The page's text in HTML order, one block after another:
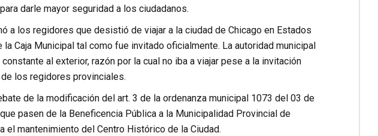
darle mayor seguridad a los ciudadanos.
a los regidores que desistió de viajar a la ciudad de Chicago en Estados
Caja Municipal tal como fue invitado oficialmente. La autoridad municipal
al exterior, razón por la cual no iba a viajar pese a la invitación
los regidores provinciales.
de la modificación del art. 3 de la ordenanza municipal 1073 del 03 de
pasen de la Beneficencia Pública a la Municipalidad Provincial de
el mantenimiento del Centro Histórico de la Ciudad.